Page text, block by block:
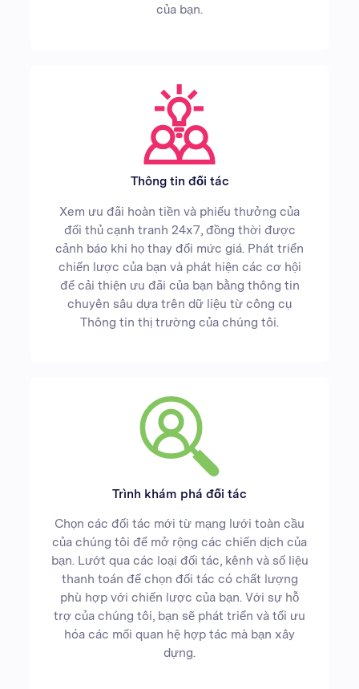
của bạn.
Thông tin đối tác
Xem ưu đãi hoàn tiền và phiếu thưởng của
đối thủ cạnh tranh 24x7, đồng thời được
cảnh báo khi họ thay đổi mức giá. Phát triển
chiến lược của bạn và phát hiện các cơ hội
để cải thiện ưu đãi của bạn bằng thông tin
chuyên sâu dựa trên dữ liệu từ công cụ
Thông tin thị trường của chúng tôi.
Trình khám phá đối tác
Chọn các đối tác mới từ mạng lưới toàn cầu
của chúng tôi để mở rộng các chiến dịch của
bạn. Lướt qua các loại đối tác, kênh và số liệu
thanh toán để chọn đối tác có chất lượng
phù hợp với chiến lược của bạn. Với sự hỗ
trợ của chúng tôi, bạn sẽ phát triển và tối ưu
hóa các mối quan hệ hợp tác mà bạn xây
dựng.